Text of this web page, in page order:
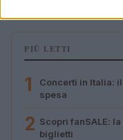
PIÙ LETTI
1
Concerti in Italia:
spesa
2 Scopri fanSALE:
biglietti